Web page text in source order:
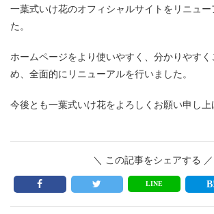
一葉式いけ花のオフィシャルサイトをリニュー
た。
ホームページをより使いやすく、分かりやすく
め、全面的にリニューアルを行いました。
今後とも一葉式いけ花をよろしくお願い申し上
＼ この記事をシェアする ／
LINE